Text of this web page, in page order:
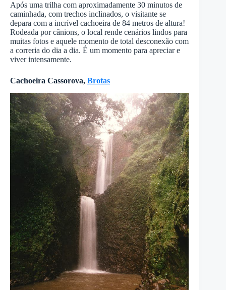
Após uma trilha com aproximadamente 30 minutos de
caminhada, com trechos inclinados, o visitante se
depara com a incrível cachoeira de 84 metros de altura!
Rodeada por cânions, o local rende cenários lindos para
muitas fotos e aquele momento de total desconexão com
a correria do dia a dia. É um momento para apreciar e
viver intensamente.
Cachoeira Cassorova, Brotas